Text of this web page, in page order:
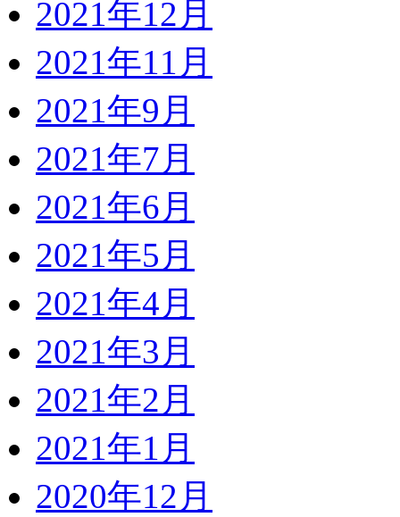
2021年12月
2021年11月
2021年9月
2021年7月
2021年6月
2021年5月
2021年4月
2021年3月
2021年2月
2021年1月
2020年12月